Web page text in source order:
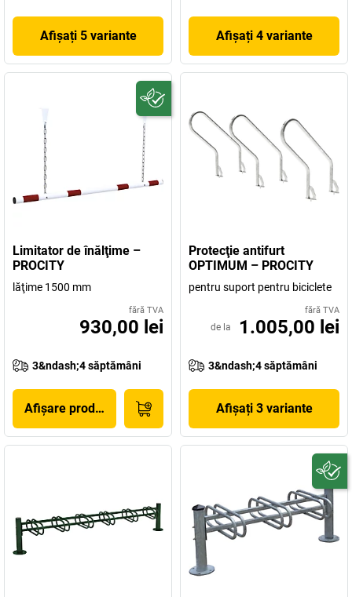
Afișați 5 variante Afișați 4 variante
Limitator de înălţime –
PROCITY
lăţime 1500 mm
fără TVA
930,00 lei
3&ndash;4 săptămâni
Afișare produs
Protecţie antifurt
OPTIMUM – PROCITY
pentru suport pentru biciclete
fără TVA
de la 1.005,00 lei
3&ndash;4 săptămâni
Afișați 3 variante